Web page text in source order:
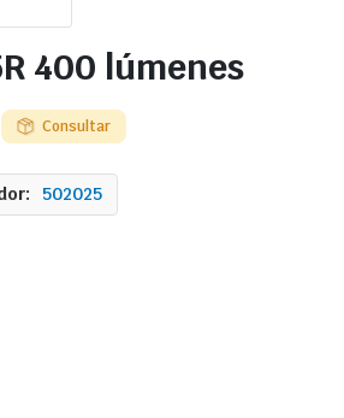
400 lúmenes
Consultar
502025